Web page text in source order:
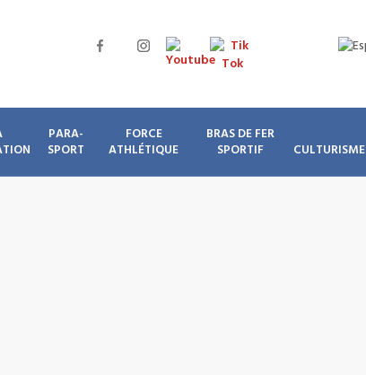
PARA-
SPORT
FORCE
ATHLÉTIQUE
BRAS DE FER
SPORTIF
CULTURISME